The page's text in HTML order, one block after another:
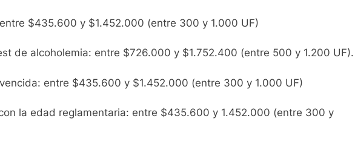
$435.600 y $1.452.000 (entre 300 y 1.000 UF)
de alcoholemia: entre $726.000 y $1.752.400 (entre 500 y 1.200 UF).
entre $435.600 y $1.452.000 (entre 300 y 1.000 UF)
la edad reglamentaria: entre $435.600 y 1.452.000 (entre 300 y